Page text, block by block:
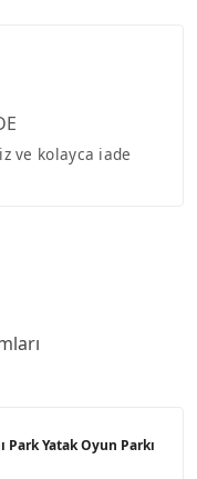
ve kolayca iade
Park Yatak Oyun Parkı